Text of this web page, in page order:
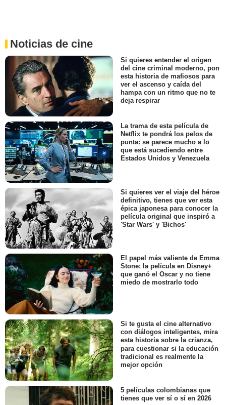
Noticias de cine
Si quieres entender el origen
del cine criminal moderno, pon
esta historia de mafiosos para
ver el ascenso y caída del
hampa con un ritmo que no te
deja respirar
La trama de esta película de
Netflix te pondrá los pelos de
punta: se parece mucho a lo
que está sucediendo entre
Estados Unidos y Venezuela
Si quieres ver el viaje del héroe
definitivo, tienes que ver esta
épica japonesa para conocer la
película original que inspiró a
'Star Wars' y 'Bichos'
El papel más valiente de Emma
Stone: la película en Disney+
que ganó el Oscar y no tiene
miedo de mostrarlo todo
Si te gusta el cine alternativo
con diálogos inteligentes, mira
esta historia sobre la crianza,
para cuestionar si la educación
tradicional es realmente la
mejor opción
5 películas colombianas que
tienes que ver sí o sí en 2026